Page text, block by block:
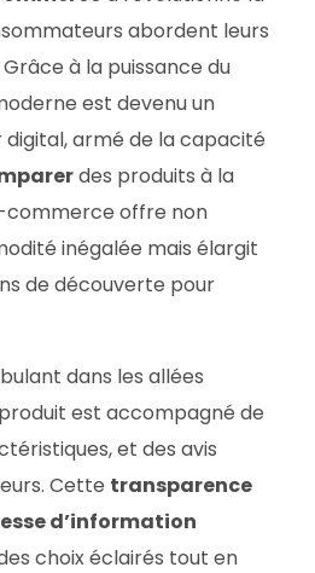
abordent leurs
à la puissance du
est devenu un
armé de la capacité
des produits à la
commerce offre non
inégalée mais élargit
de découverte pour
dans les allées
est accompagné de
et des avis
Cette transparence
d’information
choix éclairés tout en